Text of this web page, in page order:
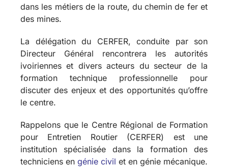
dans les métiers de la route, du chemin de fer et
des mines.
La délégation du CERFER, conduite par son
Directeur Général rencontrera les autorités
ivoiriennes et divers acteurs du secteur de la
formation technique professionnelle pour
discuter des enjeux et des opportunités qu’offre
le centre.
Rappelons que le Centre Régional de Formation
pour Entretien Routier (CERFER) est une
institution spécialisée dans la formation des
techniciens en génie civil et en génie mécanique.